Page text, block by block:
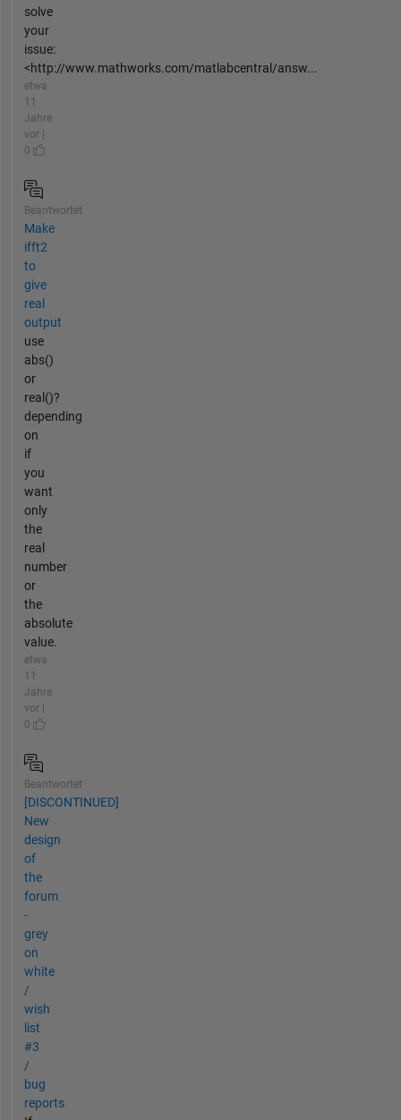
solve
your
issue:
<http://www.mathworks.com/matlabcentral/answ...
etwa
11
Jahre
vor |
0
Beantwortet
Make
ifft2
to
give
real
output
use
abs()
or
real()?
depending
on
if
you
want
only
the
real
number
or
the
absolute
value.
etwa
11
Jahre
vor |
0
Beantwortet
[DISCONTINUED]
New
design
of
the
forum
-
grey
on
white
/
wish
list
#3
/
bug
reports